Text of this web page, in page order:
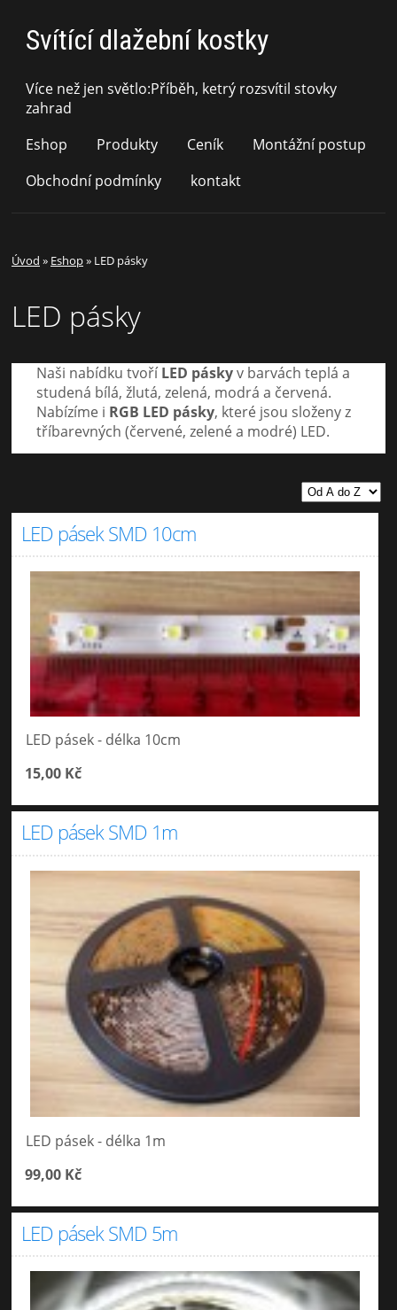
Svítící dlažební kostky
Více než jen světlo:Příběh, ketrý rozsvítil stovky
zahrad
Eshop
Produkty Ceník
Montážní postup
Obchodní podmínky
kontakt
Úvod » Eshop» LED pásky
LED pásky
Naši nabídku tvoříLED páskyv barvách teplá a
studená bílá, žlutá, zelená, modrá a červená.
Nabízíme i RGB LED pásky, které jsou složeny z
tříbarevných (červené, zelené a modré) LED.
LED pásek SMD 10cm
LED pásek - délka 10cm
15,00 Kč
LED pásek SMD 1m
LED pásek - délka 1m
99,00 Kč
LED pásek SMD 5m